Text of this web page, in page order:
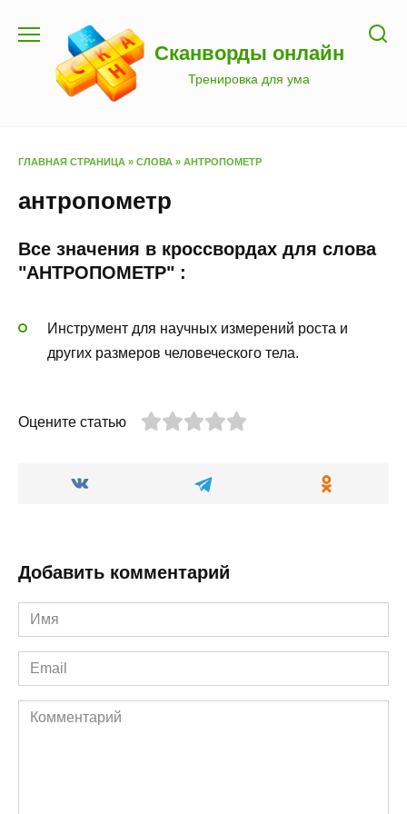
содержанию
Сканворды онлайн
Тренировка для ума
ГЛАВНАЯ СТРАНИЦА » СЛОВА » АНТРОПОМЕТР
антропометр
Все значения в кроссвордах для слова
"АНТРОПОМЕТР" :
Инструмент для научных измерений роста и
других размеров человеческого тела.
Оцените статью
Добавить комментарий
Имя
*
Email
*
Комментарий